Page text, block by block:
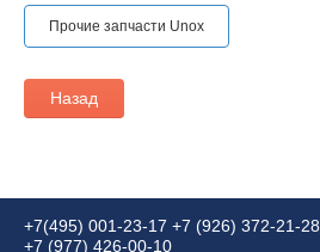
Прочие запчасти Unox
Назад
+7(495) 001-23-17 +7 (926) 372-21-28
+7 (977) 426-00-10